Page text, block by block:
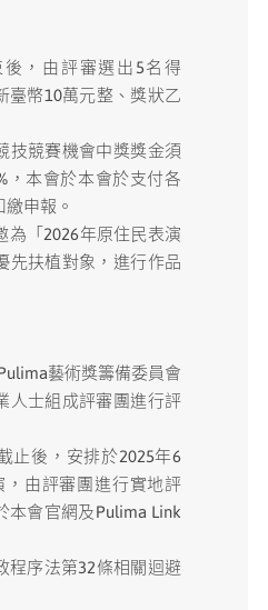
，由評審選出5名得
臺幣10萬元整、獎狀乙
技競賽機會中獎獎金須
，本會於本會於支付各
申報。
為「2026年原住民表演
先扶植對象，進行作品
藝術獎籌備委員會
人士組成評審團進行評
止後，安排於2025年6
，由評審團進行實地評
本會官網及Pulima Link
程序法第32條相關迴避